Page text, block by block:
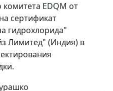
EDQM от
сертификат
гидрохлорида"
Лимитед" (Индия) в